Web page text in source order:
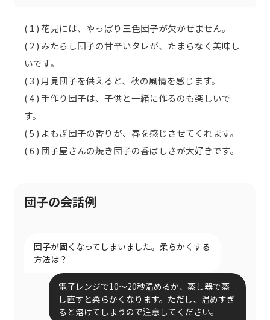
( 1 ) 花見には、やっぱり三色団子が欠かせません。
( 2 ) みたらし団子の甘辛いタレが、たまらなく美味し
いです。
( 3 ) 月見団子を供えると、秋の風情を感じます。
( 4 ) 手作り団子は、子供と一緒に作るのも楽しいで
す。
( 5 ) よもぎ団子の香りが、春を感じさせてくれます。
( 6 ) 団子屋さんの焼き団子の香ばしさが大好きです。
団子の会話例
団子が固くなってしまいました。柔らかくする
方法は？
電子レンジで10〜20秒温めるか、蒸し器で蒸
し直すと柔らかくなります。ただし、温めすぎ
ると溶けてしまうので注意してください。